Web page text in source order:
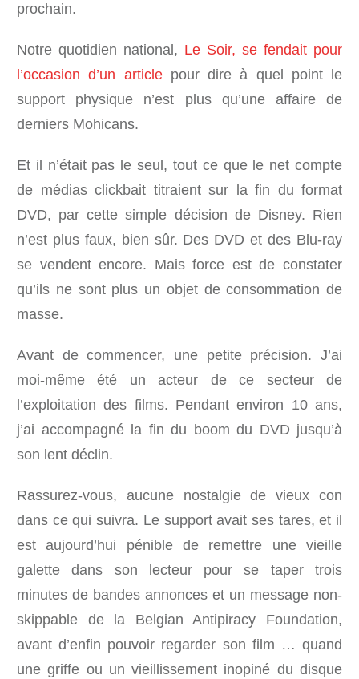
prochain.
Notre quotidien national, Le Soir, se fendait pour
l’occasion d’un articlepour dire à quel point le
support physique n’est plus qu’une affaire de
derniers Mohicans.
Et il n’était pas le seul, tout ce que le net compte
de médias clickbait titraient sur la fin du format
DVD, par cette simple décision de Disney. Rien
n’est plus faux, bien sûr. Des DVD et des Blu-ray
se vendent encore. Mais force est de constater
qu’ils ne sont plus un objet de consommation de
masse.
Avant de commencer, une petite précision. J’ai
moi-même été un acteur de ce secteur de
l’exploitation des films. Pendant environ 10 ans,
j’ai accompagné la fin du boom du DVD jusqu’à
son lent déclin.
Rassurez-vous, aucune nostalgie de vieux con
dans ce qui suivra. Le support avait ses tares, et il
est aujourd’hui pénible de remettre une vieille
galette dans son lecteur pour se taper trois
minutes de bandes annonces et un message non-
skippable de la Belgian Antipiracy Foundation,
avant d’enfin pouvoir regarder son film … quand
une griffe ou un vieillissement inopiné du disque